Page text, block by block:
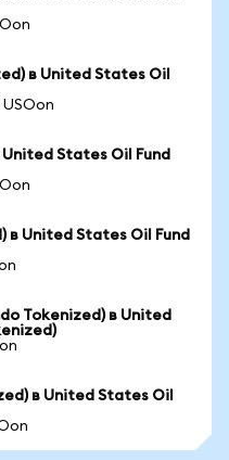
в United States Oil
States Oil Fund
в United States Oil Fund
Tokenized) в United
в United States Oil